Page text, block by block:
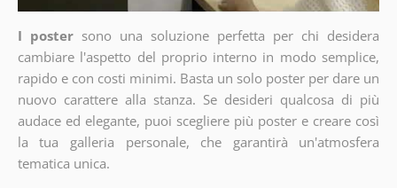
I poster sono una soluzione perfetta per chi desidera
cambiare l'aspetto del proprio interno in modo semplice,
rapido e con costi minimi. Basta un solo poster per dare un
nuovo carattere alla stanza. Se desideri qualcosa di più
audace ed elegante, puoi scegliere più poster e creare così
la tua galleria personale, che garantirà un'atmosfera
tematica unica.